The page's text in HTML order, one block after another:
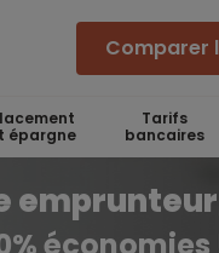
Comparer
épargne
Tarifs
bancaires